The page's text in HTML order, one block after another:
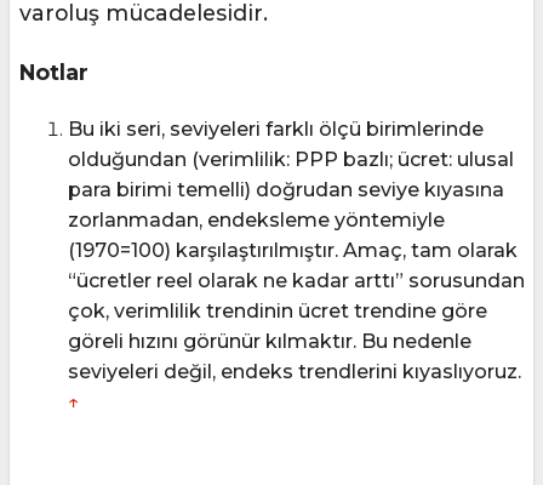
varoluş mücadelesidir.
Notlar
Bu iki seri, seviyeleri farklı ölçü birimlerinde
olduğundan (verimlilik: PPP bazlı; ücret: ulusal
para birimi temelli) doğrudan seviye kıyasına
zorlanmadan, endeksleme yöntemiyle
(1970=100) karşılaştırılmıştır. Amaç, tam olarak
“ücretler reel olarak ne kadar arttı” sorusundan
çok, verimlilik trendinin ücret trendine göre
göreli hızını görünür kılmaktır. Bu nedenle
seviyeleri değil, endeks trendlerini kıyaslıyoruz.
↑